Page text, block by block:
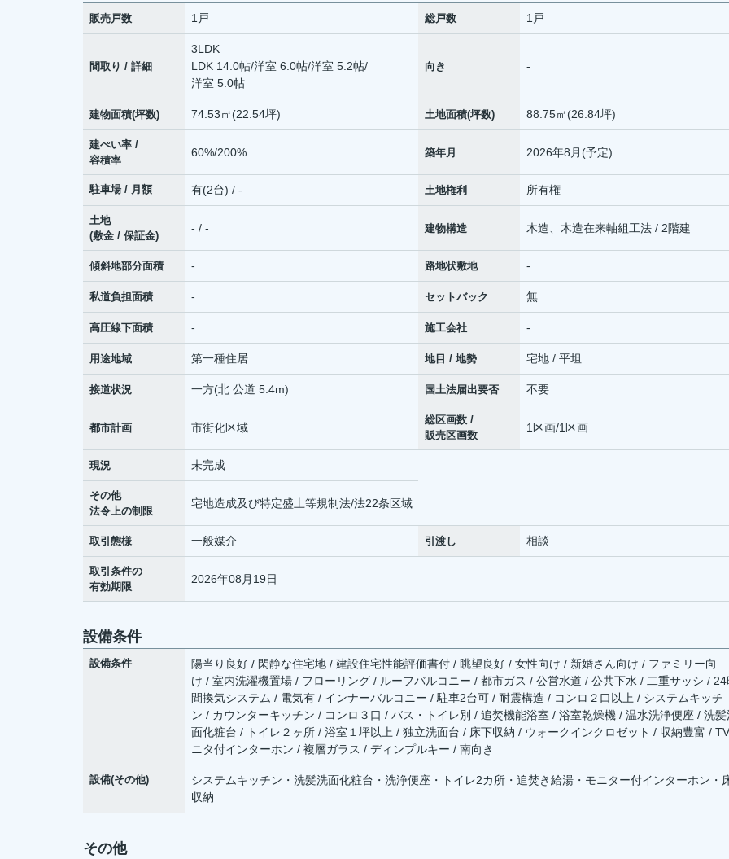
販売戸数 1戸 総戸数 1戸
間取り / 詳細
3LDK
LDK 14.0帖/洋室 6.0帖/洋室 5.2帖/
洋室 5.0帖
向き -
建物面積(坪数) 74.53㎡(22.54坪) 土地面積(坪数) 88.75㎡(26.84坪)
建ぺい率 /
容積率
60%/200% 築年月 2026年8月(予定)
駐車場 / 月額 有(2台) / - 土地権利 所有権
土地
(敷金 / 保証金)
- / - 建物構造 木造、木造在来軸組工法 / 2階建
傾斜地部分面積 - 路地状敷地 -
私道負担面積 - セットバック 無
高圧線下面積 - 施工会社 -
用途地域 第一種住居 地目 / 地勢 宅地 / 平坦
接道状況 一方(北 公道 5.4m) 国土法届出要否 不要
都市計画 市街化区域
総区画数 /
販売区画数
1区画/1区画
現況 未完成
その他
法令上の制限
宅地造成及び特定盛土等規制法/法22条区域
取引態様 一般媒介 引渡し 相談
取引条件の
有効期限
2026年08月19日
設備条件
設備条件
陽当り良好 / 閑静な住宅地 / 建設住宅性能評価書付 / 眺望良好 / 女性向け / 新婚さん向け / ファミリー向
け / 室内洗濯機置場 / フローリング / ルーフバルコニー / 都市ガス / 公営水道 / 公共下水 / 二重サッシ / 24
間換気システム / 電気有 / インナーバルコニー / 駐車2台可 / 耐震構造 / コンロ２口以上 / システムキッチ
ン / カウンターキッチン / コンロ３口 / バス・トイレ別 / 追焚機能浴室 / 浴室乾燥機 / 温水洗浄便座 / 洗髪
面化粧台 / トイレ２ヶ所 / 浴室１坪以上 / 独立洗面台 / 床下収納 / ウォークインクロゼット / 収納豊富 /
ニタ付インターホン / 複層ガラス / ディンプルキー / 南向き
設備(その他)
システムキッチン・洗髪洗面化粧台・洗浄便座・トイレ2カ所・追焚き給湯・モニター付インターホン・
収納
その他